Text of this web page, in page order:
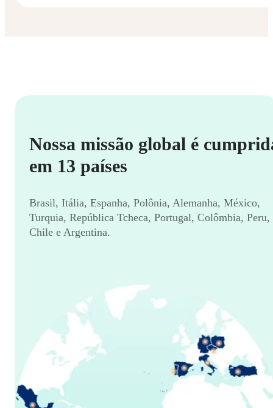
Nossa missão global é
em 13 países
Brasil, Itália, Espanha, Polônia, Alemanha, México,
Turquia, República Tcheca, Portugal, Colômbia, Peru,
Chile e Argentina.